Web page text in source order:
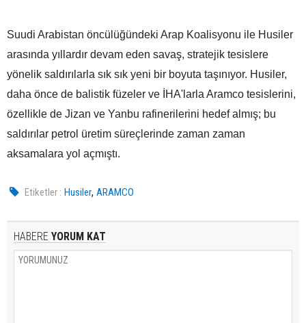
Suudi Arabistan öncülüğündeki Arap Koalisyonu ile Husiler
arasında yıllardır devam eden savaş, stratejik tesislere
yönelik saldırılarla sık sık yeni bir boyuta taşınıyor. Husiler,
daha önce de balistik füzeler ve İHA'larla Aramco tesislerini,
özellikle de Jizan ve Yanbu rafinerilerini hedef almış; bu
saldırılar petrol üretim süreçlerinde zaman zaman
aksamalara yol açmıştı.
Etiketler : Husiler,ARAMCO
HABERE YORUM KAT